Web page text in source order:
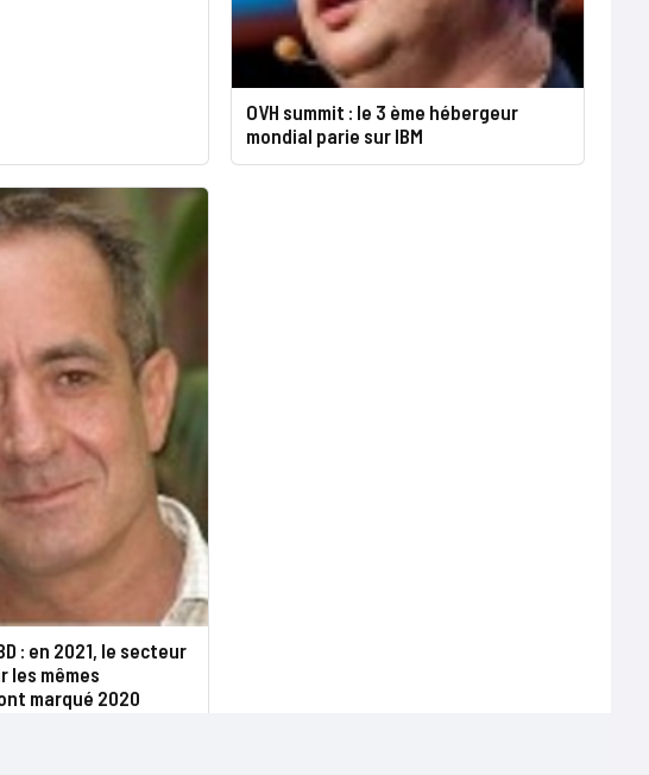
OVH summit : le 3 ème hébergeur
mondial parie sur IBM
: en 2021, le secteur
les mêmes
marqué 2020